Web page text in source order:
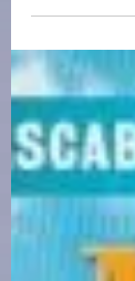
Giacinta de...